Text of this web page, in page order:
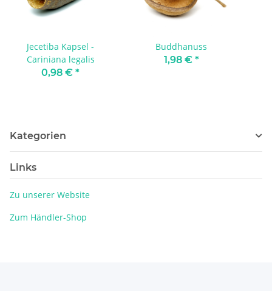
Jecetiba Kapsel -
Cariniana legalis
0,98 € *
Buddhanuss
1,98 € *
Kategorien
Links
Zu unserer Website
Zum Händler-Shop